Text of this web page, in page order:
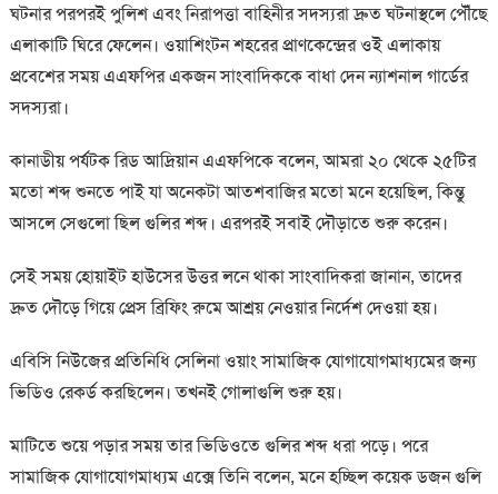
ঘটনার পরপরই পুলিশ এবং নিরাপত্তা বাহিনীর সদস্যরা দ্রুত ঘটনাস্থলে পৌঁছে
এলাকাটি ঘিরে ফেলেন। ওয়াশিংটন শহরের প্রাণকেন্দ্রের ওই এলাকায়
প্রবেশের সময় এএফপির একজন সাংবাদিককে বাধা দেন ন্যাশনাল গার্ডের
সদস্যরা।
কানাডীয় পর্যটক রিড আদ্রিয়ান এএফপিকে বলেন, আমরা ২০ থেকে ২৫টির
মতো শব্দ শুনতে পাই যা অনেকটা আতশবাজির মতো মনে হয়েছিল, কিন্তু
আসলে সেগুলো ছিল গুলির শব্দ। এরপরই সবাই দৌড়াতে শুরু করেন।
সেই সময় হোয়াইট হাউসের উত্তর লনে থাকা সাংবাদিকরা জানান, তাদের
দ্রুত দৌড়ে গিয়ে প্রেস ব্রিফিং রুমে আশ্রয় নেওয়ার নির্দেশ দেওয়া হয়।
এবিসি নিউজের প্রতিনিধি সেলিনা ওয়াং সামাজিক যোগাযোগমাধ্যমের জন্য
ভিডিও রেকর্ড করছিলেন। তখনই গোলাগুলি শুরু হয়।
মাটিতে শুয়ে পড়ার সময় তার ভিডিওতে গুলির শব্দ ধরা পড়ে। পরে
সামাজিক যোগাযোগমাধ্যম এক্সে তিনি বলেন, মনে হচ্ছিল কয়েক ডজন গুলি